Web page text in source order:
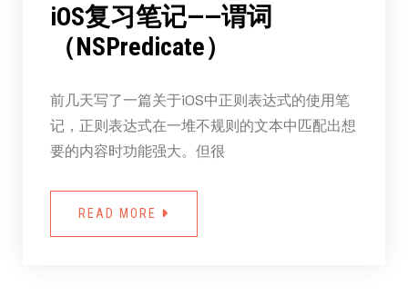
iOS复习笔记——谓词
（NSPredicate）
前几天写了一篇关于iOS中正则表达式的使用笔
记，正则表达式在一堆不规则的文本中匹配出想
要的内容时功能强大。但很
READ MORE